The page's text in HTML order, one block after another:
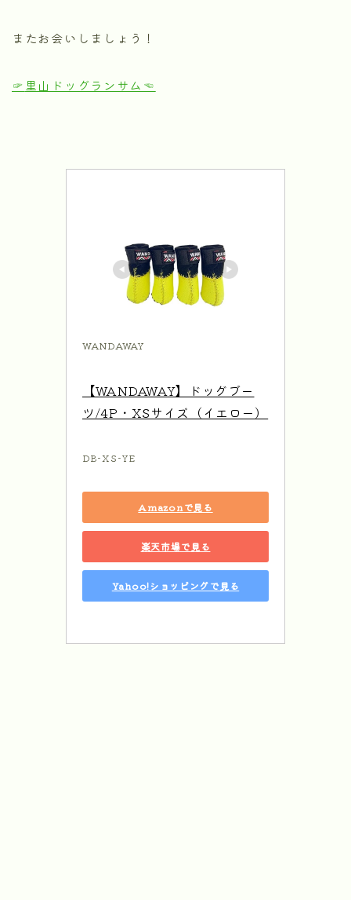
またお会いしましょう！
☞ 里山ドッグランサム ☜
WANDAWAY
【WANDAWAY】ドッグブー
ツ/4P・XSサイズ（イエロー）
DB-XS-YE
Amazonで見る
楽天市場で見る
Yahoo!ショッピングで見る